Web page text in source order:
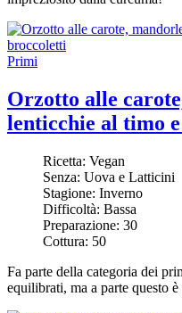
Primi
Orzotto alle
lenticchie al timo
Ricetta: Vegan
Senza: Uova e Latticini
Stagione: Inverno
Difficoltà: Bassa
Preparazione: 30
Cottura: 50
Fa parte della categoria dei
equilibrati, ma a parte questo